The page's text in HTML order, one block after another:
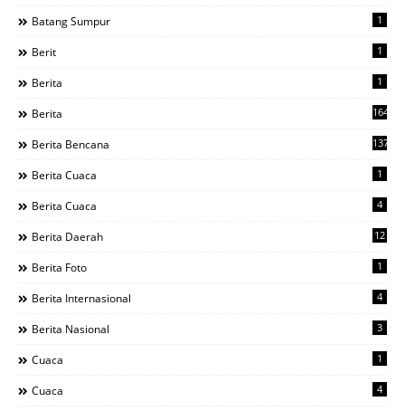
Batang Sumpur 1
Berit 1
Berita 1
Berita 1644
Berita Bencana 137
Berita Cuaca 1
Berita Cuaca 4
Berita Daerah 12
Berita Foto 1
Berita Internasional 4
Berita Nasional 3
Cuaca 1
Cuaca 4